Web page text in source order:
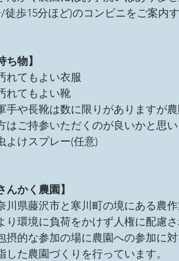
徒歩15分ほど)のコンビニをご案内
ち物】
れてもよい衣服
れてもよい靴
手や長靴は数に限りがありますが
はご持参いただくのが良いかと思
よけスプレー(任意)
んかく農園】
川県藤沢市と寒川町の境にある農
り環境に負荷をかけず人権に配慮
摂的な参加の場に農園への参加に
した農園づくりを行っています。